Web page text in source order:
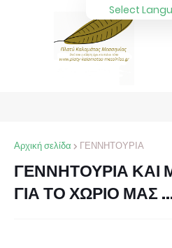
Αρχική σελίδα ΓΕΝΝΗΤΟΥΡΙΑ
ΓΕΝΝΗΤΟΥΡΙΑ ΚΑΙ
ΓΙΑ ΤΟ ΧΩΡΙΟ ΜΑΣ
Select